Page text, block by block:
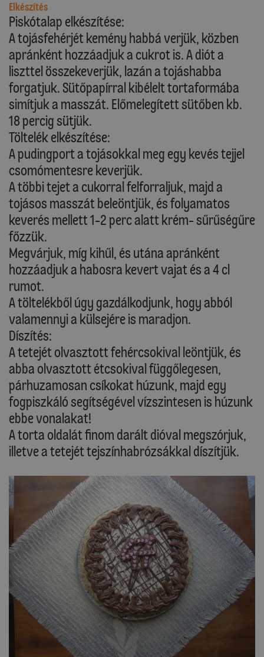
Elkészítés
Piskótalap elkészítése:
A tojásfehérjét kemény habbá verjük, közben
apránként hozzáadjuk a cukrot is. A diót a
liszttel összekeverjük, lazán a tojáshabba
forgatjuk. Sütőpapírral kibélelt tortaformába
simítjuk a masszát. Előmelegített sütőben kb.
18 percig sütjük.
Töltelék elkészítése:
A pudingport a tojásokkal meg egy kevés tejjel
csomómentesre keverjük.
A többi tejet a cukorral felforraljuk, majd a
tojásos masszát beleöntjük, és folyamatos
keverés mellett 1-2 perc alatt krém- sűrűségűre
főzzük.
Megvárjuk, míg kihűl, és utána apránként
hozzáadjuk a habosra kevert vajat és a 4 cl
rumot.
A töltelékből úgy gazdálkodjunk, hogy abból
valamennyi a külsejére is maradjon.
Díszítés:
A tetejét olvasztott fehércsokival leöntjük, és
abba olvasztott étcsokival függőlegesen,
párhuzamosan csíkokat húzunk, majd egy
fogpiszkáló segítségével vízszintesen is húzunk
ebbe vonalakat!
A torta oldalát finom darált dióval megszórjuk,
illetve a tetejét tejszínhabrózsákkal díszítjük.